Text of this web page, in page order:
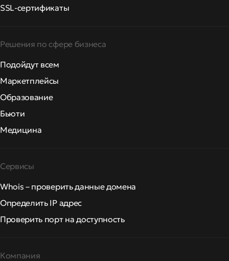
SSL-сертификаты
Решения по сфере бизнеса
Подойдут всем
Маркетплейсы
Образование
Бьюти
Медицина
Сервисы
Whois – проверить данные домена
Определить IP адрес
Проверить порт на доступность
Компания